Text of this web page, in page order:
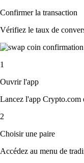
Confirmer la transaction
Vérifiez le taux de
1
Ouvrir l'app
Lancez l'app Crypto.com
2
Choisir une paire
Accédez au menu de